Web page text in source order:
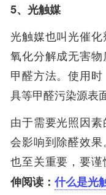
5、光触媒
光触媒也叫光催
氧化分解成无害
甲醛方法。使用
具等甲醛污染源表
由于需要光照因
会影响到除醛效
也至关重要，要谨
伸阅读：什么是光